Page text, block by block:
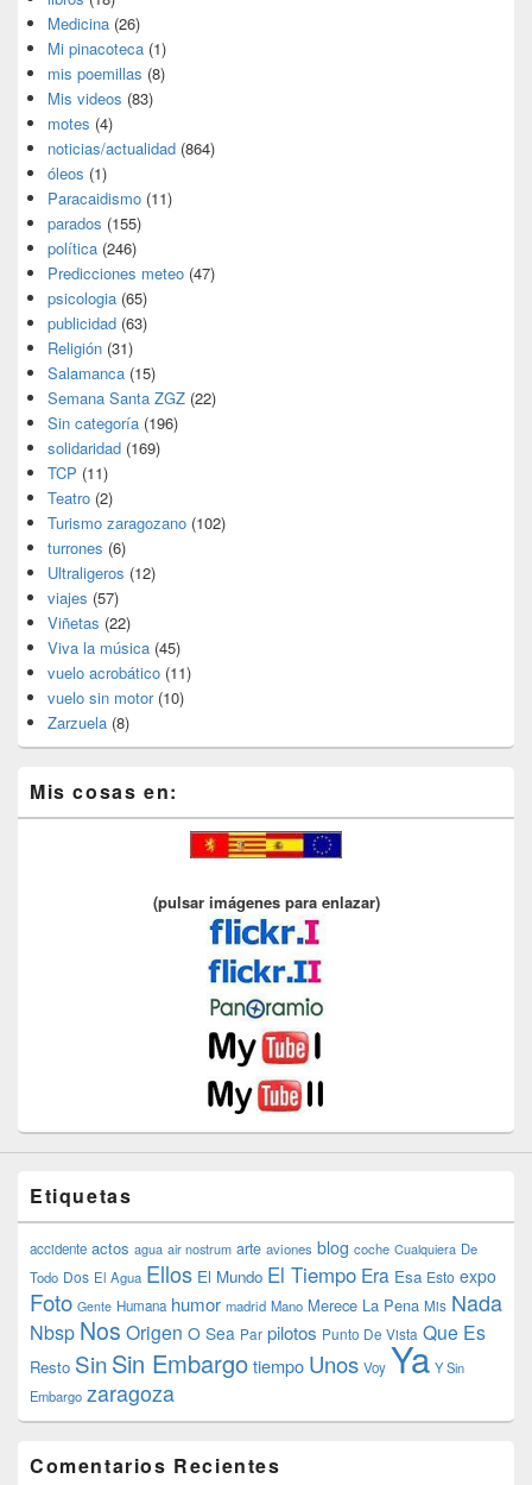
Medicina (26)
Mi pinacoteca (1)
mis poemillas (8)
Mis videos (83)
motes (4)
noticias/actualidad (864)
óleos (1)
Paracaidismo (11)
parados (155)
política (246)
Predicciones meteo (47)
psicologia (65)
publicidad (63)
Religión (31)
Salamanca (15)
Semana Santa ZGZ (22)
Sin categoría (196)
solidaridad (169)
TCP (11)
Teatro (2)
Turismo zaragozano (102)
turrones (6)
Ultraligeros (12)
viajes (57)
Viñetas (22)
Viva la música (45)
vuelo acrobático (11)
vuelo sin motor(10)
Zarzuela (8)
Mis cosas en:
(pulsar imágenes para enlazar)
Etiquetas
accidente actos agua air nostrum arte aviones blog coche Cualquiera De
Todo Dos El Agua Ellos El Mundo El Tiempo Era Esa Esto expo
Foto Gente Humana humor madrid Mano Merece La Pena Mis Nada
Nbsp Nos Origen O Sea Par pilotos Punto De Vista Que Es
Resto SinSin Embargotiempo Unos Voy Ya Y Sin
Embargo zaragoza
Comentarios Recientes